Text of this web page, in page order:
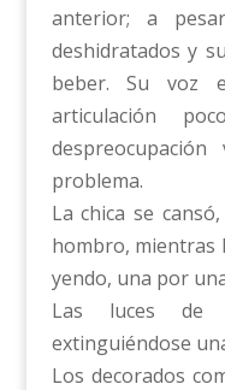
anterior; a
deshidratados y
beber. Su voz
articulación
problema.
La chica se
hombro, mientras
yendo, una por
Las luces de
extinguiéndose
Los decorados